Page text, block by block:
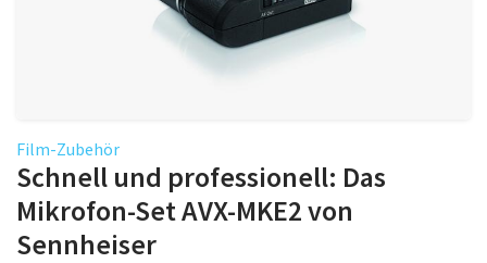
Film-Zubehör
Schnell und professionell: Das
Mikrofon-Set AVX-MKE2 von
Sennheiser